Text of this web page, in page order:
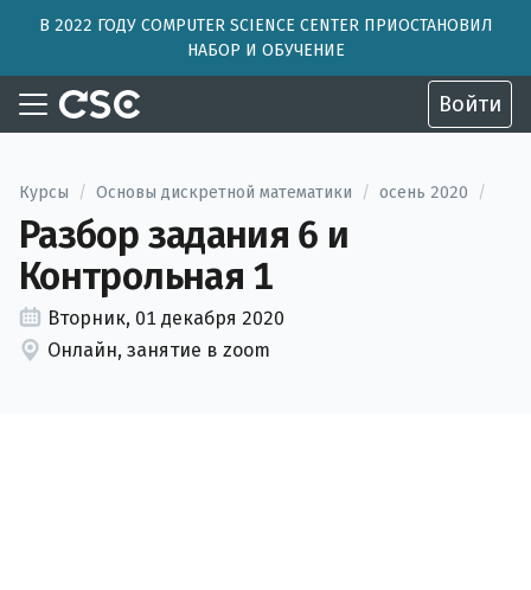
В 2022 ГОДУ COMPUTER SCIENCE CENTER ПРИОСТАНОВИЛ
НАБОР И ОБУЧЕНИЕ
Войти
Курсы / Основы дискретной математики / осень 2020 /
Разбор задания 6 и
Контрольная 1
Вторник, 01 декабря 2020
Онлайн, занятие в zoom